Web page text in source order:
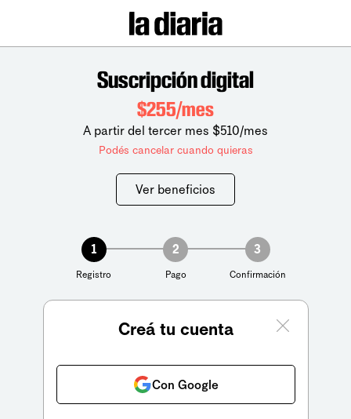
Suscripción digital
$255/mes
A partir del tercer mes $510/mes
Podés cancelar cuando quieras
Ver beneficios
1
Registro
2
Pago
3
Confirmación
Creá tu cuenta
Con Google